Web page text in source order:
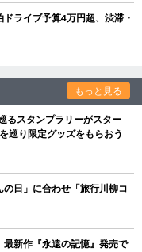
ライブ予算4万円超、渋滞・
もっと見る
るスタンプラリーがスター
巡り限定グッズをもらおう
日」に合わせ「旅行川柳コ
新作『永遠の記憶』発売で